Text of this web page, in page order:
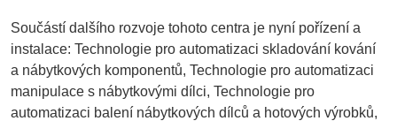
Součástí dalšího rozvoje tohoto centra je nyní pořízení a
instalace: Technologie pro automatizaci skladování kování
a nábytkových komponentů, Technologie pro automatizaci
manipulace s nábytkovými dílci, Technologie pro
automatizaci balení nábytkových dílců a hotových výrobků,